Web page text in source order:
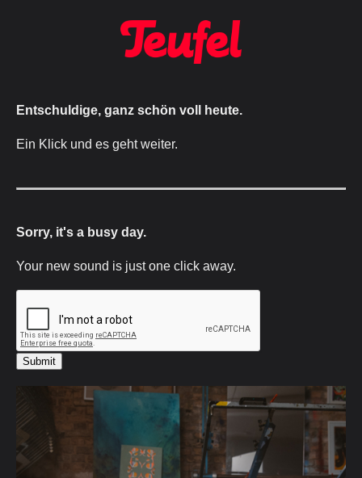
Entschuldige, ganz schön voll heute.
Ein Klick und es geht weiter.
Sorry, it's a busy day.
Your new sound is just one click away.